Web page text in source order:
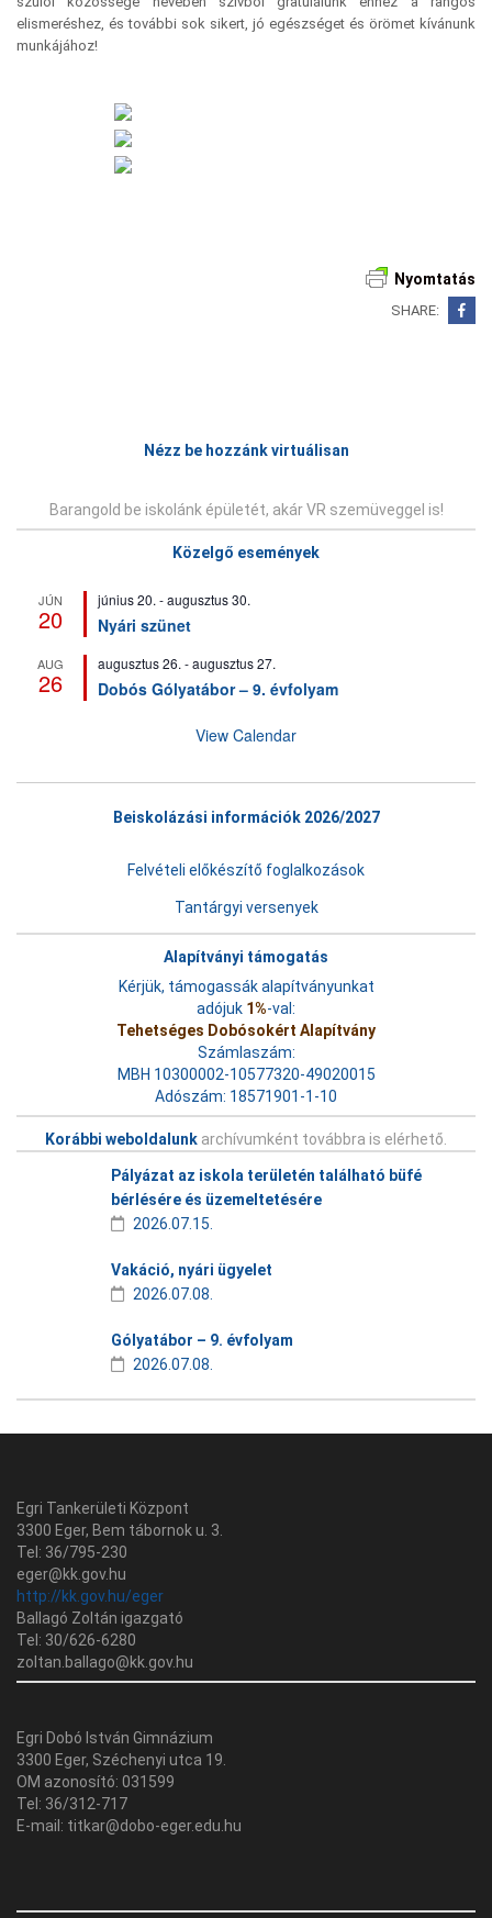
elismeréshez, és további sok sikert, jó egészséget és örömet kívánunk
munkájához!
Nyomtatás
SHARE:
Nézz be hozzánk virtuálisan
Barangold be iskolánk épületét, akár VR szemüveggel is!
Közelgő események
JÚN
20
június 20. -augusztus 30.
Nyári szünet
AUG
26
augusztus 26. -augusztus 27.
Dobós Gólyatábor – 9. évfolyam
View Calendar
Beiskolázási információk 2026/2027
Felvételi előkészítő foglalkozások
Tantárgyi versenyek
Alapítványi támogatás
Kérjük, támogassák alapítványunkat
adójuk 1%-val:
Tehetséges Dobósokért Alapítvány
Számlaszám:
MBH 10300002-10577320-49020015
Adószám: 18571901-1-10
Korábbi weboldalunk archívumként továbbra is elérhető.
Pályázat az iskola területén található büfé
bérlésére és üzemeltetésére
2026.07.15.
Vakáció, nyári ügyelet
2026.07.08.
Gólyatábor – 9. évfolyam
2026.07.08.
Egri Tankerületi Központ
3300 Eger, Bem tábornok u. 3.
Tel: 36/795-230
eger@kk.gov.hu
http://kk.gov.hu/eger
Ballagó Zoltán igazgató
Tel: 30/626-6280
zoltan.ballago@kk.gov.hu
Egri Dobó István Gimnázium
3300 Eger, Széchenyi utca 19.
OM azonosító: 031599
Tel: 36/312-717
E-mail: titkar@dobo-eger.edu.hu